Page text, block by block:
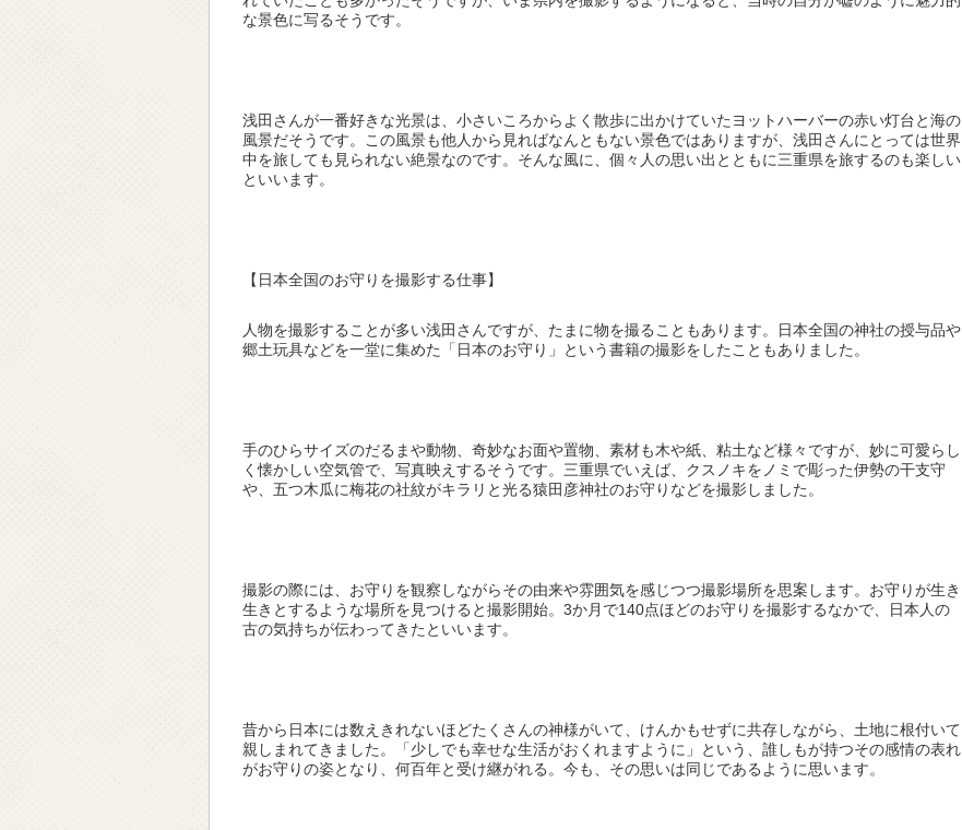
な景色に写るそうです。
浅田さんが一番好きな光景は、小さいころからよく散歩に出かけていたヨットハーバーの赤い灯台と海の
風景だそうです。この風景も他人から見ればなんともない景色ではありますが、浅田さんにとっては世界
中を旅しても見られない絶景なのです。そんな風に、個々人の思い出とともに三重県を旅するのも楽しい
といいます。
【日本全国のお守りを撮影する仕事】
人物を撮影することが多い浅田さんですが、たまに物を撮ることもあります。日本全国の神社の授与品や
郷土玩具などを一堂に集めた「日本のお守り」という書籍の撮影をしたこともありました。
手のひらサイズのだるまや動物、奇妙なお面や置物、素材も木や紙、粘土など様々ですが、妙に可愛らし
く懐かしい空気管で、写真映えするそうです。三重県でいえば、クスノキをノミで彫った伊勢の干支守
や、五つ木瓜に梅花の社紋がキラリと光る猿田彦神社のお守りなどを撮影しました。
撮影の際には、お守りを観察しながらその由来や雰囲気を感じつつ撮影場所を思案します。お守りが生き
生きとするような場所を見つけると撮影開始。3か月で140点ほどのお守りを撮影するなかで、日本人の
古の気持ちが伝わってきたといいます。
昔から日本には数えきれないほどたくさんの神様がいて、けんかもせずに共存しながら、土地に根付いて
親しまれてきました。「少しでも幸せな生活がおくれますように」という、誰しもが持つその感情の表れ
がお守りの姿となり、何百年と受け継がれる。今も、その思いは同じであるように思います。